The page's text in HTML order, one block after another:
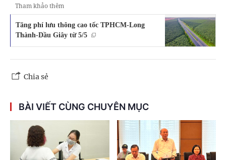
Tham khảo thêm
Tăng phí lưu thông cao tốc TPHCM-Long
Thành-Dầu Giây từ 5/5
Chia sẻ
BÀI VIẾT CÙNG CHUYÊN MỤC